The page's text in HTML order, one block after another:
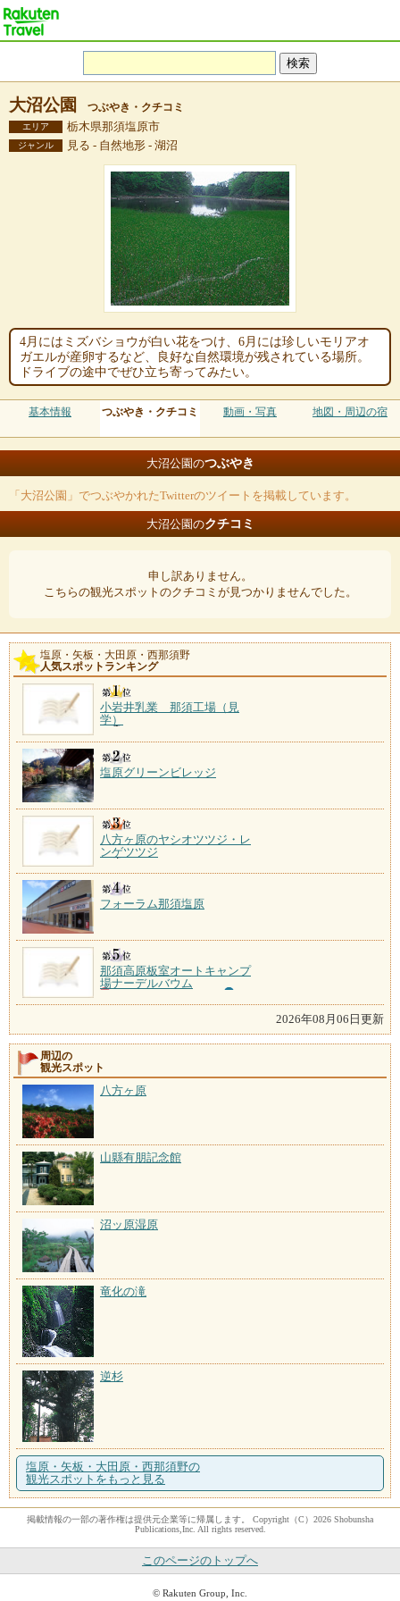
大沼公園 つぶやき・クチコミ
エリア 栃木県那須塩原市
ジャンル 見る - 自然地形 - 湖沼
4月にはミズバショウが白い花をつけ、6月には珍しいモリアオ
ガエルが産卵するなど、良好な自然環境が残されている場所。
ドライブの途中でぜひ立ち寄ってみたい。
基本情報 つぶやき・クチコミ 動画・写真 地図・周辺の宿
大沼公園のつぶやき
「大沼公園」でつぶやかれたTwitterのツイートを掲載しています。
大沼公園のクチコミ
申し訳ありません。
こちらの観光スポットのクチコミが見つかりませんでした。
塩原・矢板・大田原・西那須野
人気スポットランキング
小岩井乳業 那須工場（見
学）
塩原グリーンビレッジ
八方ヶ原のヤシオツツジ・レ
ンゲツツジ
フォーラム那須塩原
那須高原板室オートキャンプ
場ナーデルバウム
2026年08月06日更新
周辺の
観光スポット
八方ヶ原
山縣有朋記念館
沼ッ原湿原
竜化の滝
逆杉
塩原・矢板・大田原・西那須野の
観光スポットをもっと見る
掲載情報の一部の著作権は提供元企業等に帰属します。 Copyright（C）2026 Shobunsha
Publications,Inc. All rights reserved.
このページのトップへ
© Rakuten Group, Inc.